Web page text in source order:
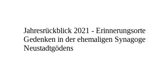
Jahresrückblick 2021 -
Gedenken in der ehemaligen Synagoge
Neustadtgödens